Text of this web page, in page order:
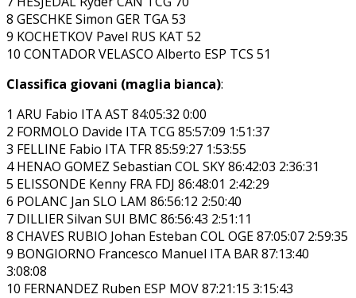
8 GESCHKE Simon GER TGA 53
9 KOCHETKOV Pavel RUS KAT 52
10 CONTADOR VELASCO Alberto ESP TCS 51
Classifica giovani (maglia bianca):
1 ARU Fabio ITA AST 84:05:32 0:00
2 FORMOLO Davide ITA TCG 85:57:09 1:51:37
3 FELLINE Fabio ITA TFR 85:59:27 1:53:55
4 HENAO GOMEZ Sebastian COL SKY 86:42:03 2:36:31
5 ELISSONDE Kenny FRA FDJ 86:48:01 2:42:29
6 POLANC Jan SLO LAM 86:56:12 2:50:40
7 DILLIER Silvan SUI BMC 86:56:43 2:51:11
8 CHAVES RUBIO Johan Esteban COL OGE 87:05:07 2:59:35
9 BONGIORNO Francesco Manuel ITA BAR 87:13:40
3:08:08
10 FERNANDEZ Ruben ESP MOV 87:21:15 3:15:43